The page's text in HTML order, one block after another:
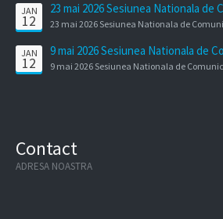
JAN
12
23 mai 2026 Sesiunea Nationala de
Cadrelor Didactice
23 mai 2026 Sesiunea Nationala de
JAN
12
9 mai 2026 Sesiunea Nationala de
elevilor
9 mai 2026 Sesiunea Nationala de
Contact
ADRESA NOASTRA